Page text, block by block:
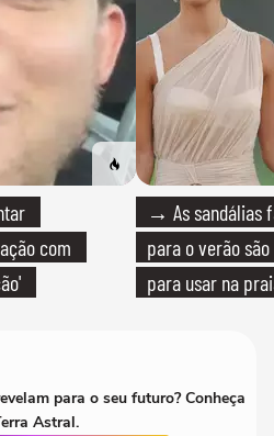
com
→ As sandálias
para o verão
para usar na
para o seu futuro? Conheça
Astral.